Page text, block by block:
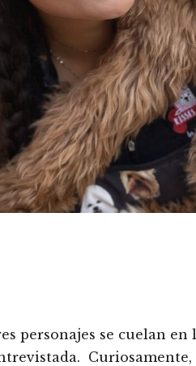
personajes se cuelan en